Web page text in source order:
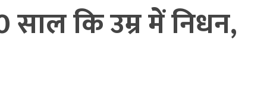
साल कि उम्र में निधन,